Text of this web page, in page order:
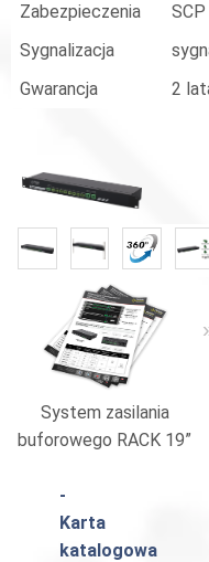
Zabezpieczenia
SCP
Sygnalizacja
Gwarancja
2
System zasilania
buforowego RACK 19”
-
Karta
katalogowa